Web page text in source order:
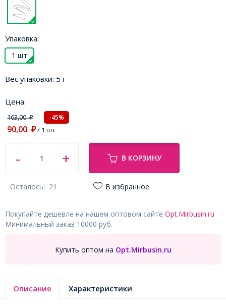
Упаковка:
1 шт
Вес упаковки: 5 г
Цена:
163,00₽ -45%
90,00 ₽/ 1 шт
В КОРЗИНУ
Осталось: 21 В избранное
Покупайте дешевле на нашем оптовом сайте Opt.Mirbusin.ru
Минимальный заказ 10000 руб.
Купить оптом на Opt.Mirbusin.ru
Описание Характеристики